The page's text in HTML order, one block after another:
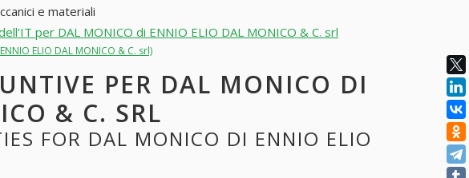
e materiali
per DAL MONICO di ENNIO ELIO DAL MONICO & C. srl
ELIO DAL MONICO & C. srl)
PER DAL MONICO DI
& C. SRL
FOR DAL MONICO DI ENNIO ELIO